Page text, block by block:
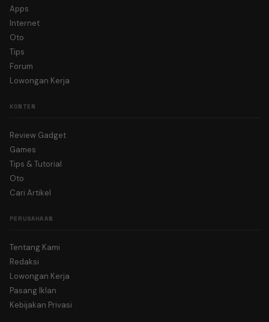
Apps
Internet
Oto
Tips
Forum
Lowongan Kerja
KONTEN
Review Gadget
Games
Tips & Tutorial
Oto
Cari Artikel
PERUSAHAAN
Tentang Kami
Redaksi
Lowongan Kerja
Pasang Iklan
Kebijakan Privasi